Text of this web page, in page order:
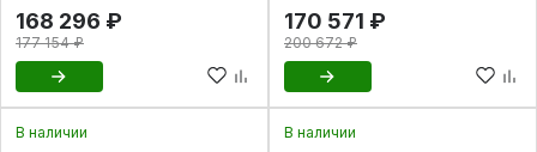
168 296 ₽
177 154 ₽
170 571 ₽
200 672 ₽
В наличии В наличии